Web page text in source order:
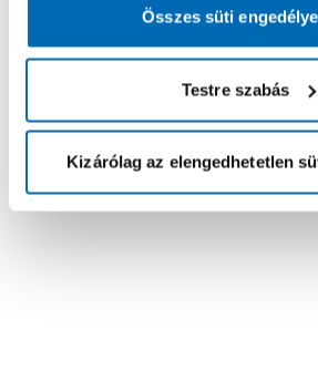
Összes süti
Testre szabás
Kizárólag az elengedhetetlen